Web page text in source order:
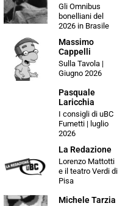
Gli Omnibus
bonelliani del
2026 in Brasile
Massimo
Cappelli
Sulla Tavola |
Giugno 2026
Pasquale
Laricchia
I consigli di uBC
Fumetti | luglio
2026
La Redazione
Lorenzo Mattotti
e il teatro Verdi di
Pisa
Michele Tarzia